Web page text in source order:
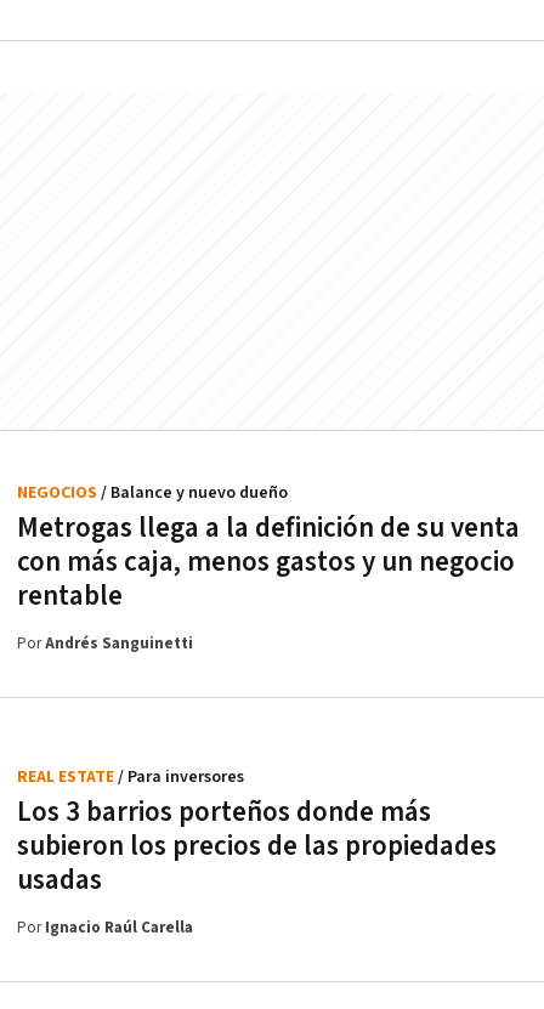
Metrogas llega a la definición de su venta
con más caja, menos gastos y un negocio
rentable
NEGOCIOS / Balance y nuevo dueño
PorAndrés Sanguinetti
Los 3 barrios porteños donde más
subieron los precios de las propiedades
usadas
REAL ESTATE/ Para inversores
PorIgnacio Raúl Carella